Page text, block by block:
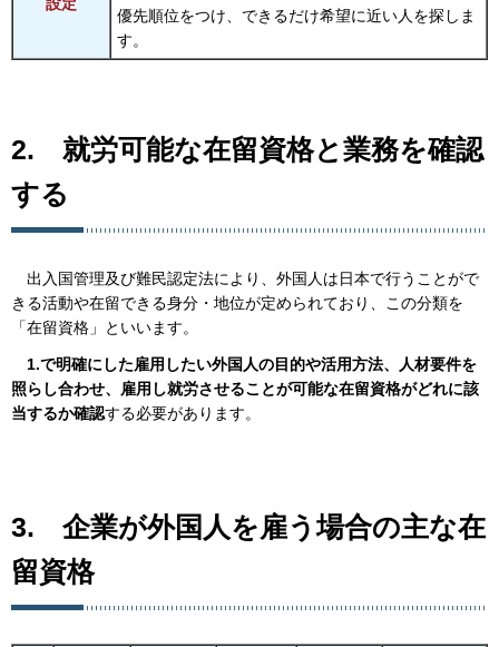
優先順位をつけ、できるだけ希望に近い人を探しま
す。
2. 就労可能な在留資格と業務を確認
する
出 入国管理及び難民認定法により、外国人は日本で行うことがで
きる活動や在留できる身分・地位が定められており、この分類を
「在留資格」といいます。
1.で明確にした雇用したい外国人の目的や活用方法、人材要件を
照らし合わせ、雇用し就労させることが可能な在留資格がどれに該
当するか確認する必要があります。
3. 企業が外国人を雇う場合の主な在
留資格